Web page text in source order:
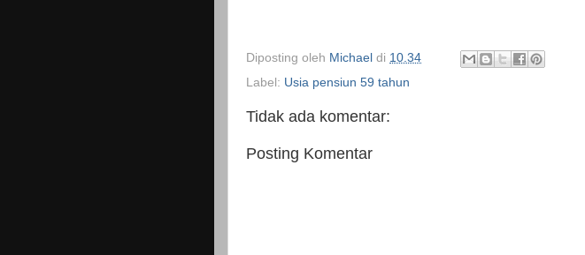
Diposting oleh Michael di 10.34
Label: Usia pensiun 59 tahun
Tidak ada komentar:
Posting Komentar